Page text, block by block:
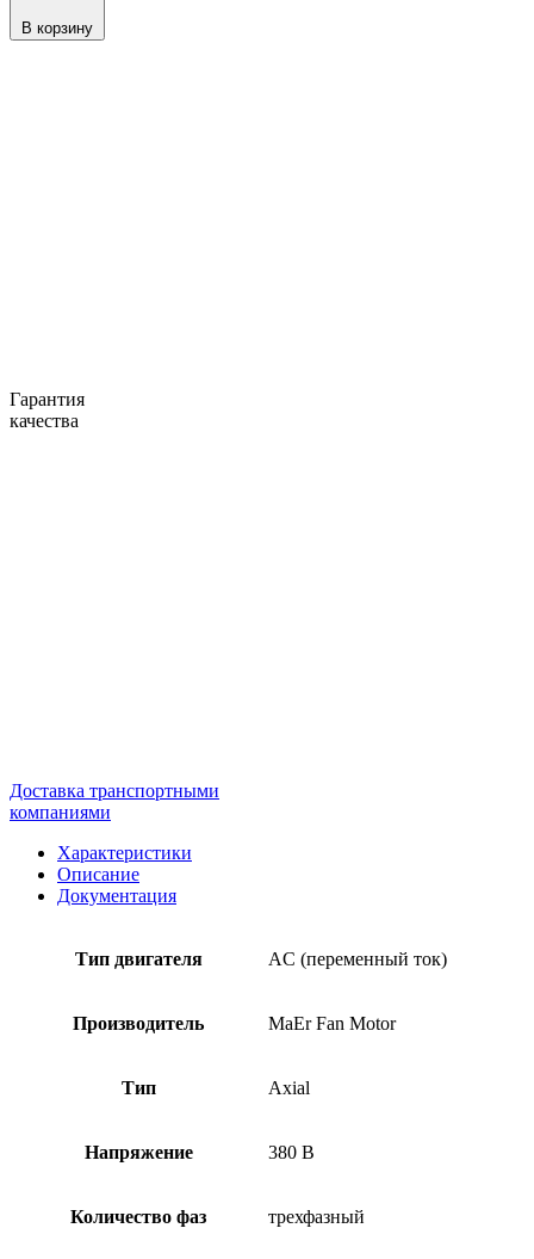
В корзину
Гарантия
качества
Доставка транспортными
компаниями
Характеристики
Описание
Документация
Тип двигателя AC (переменный ток)
Производитель MaEr Fan Motor
Тип Axial
Напряжение 380 В
Количество фаз трехфазный